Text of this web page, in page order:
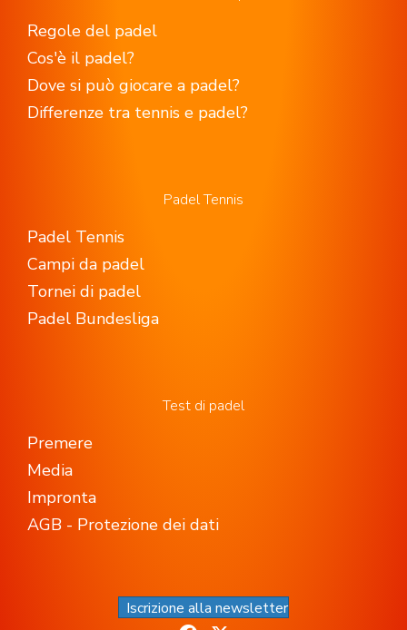
Regole del padel
Cos'è il padel?
Dove si può giocare a padel?
Differenze tra tennis e padel?
Padel Tennis
Padel Tennis
Campi da padel
Tornei di padel
Padel Bundesliga
Test di padel
Premere
Media
Impronta
AGB - Protezione dei dati
Iscrizione alla newsletter